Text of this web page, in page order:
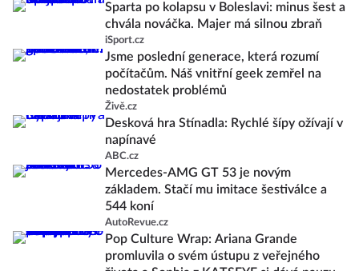
Sparta po kolapsu v Boleslavi: minus šest a
chvála nováčka. Majer má silnou zbraň
iSport.cz
Jsme poslední generace, která rozumí
počítačům. Náš vnitřní geek zemřel na
nedostatek problémů
Živě.cz
Desková hra Stínadla: Rychlé šípy ožívají v
napínavé
ABC.cz
Mercedes-AMG GT 53 je novým
základem. Stačí mu imitace šestiválce a
544 koní
AutoRevue.cz
Pop Culture Wrap: Ariana Grande
promluvila o svém ústupu z veřejného